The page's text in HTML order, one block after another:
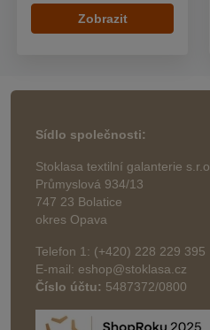
Zobrazit
Sídlo společnosti:
Stoklasa textilní galanterie s.r.o.
Průmyslová 934/13
747 23 Bolatice
okres Opava
Telefon 1: (+420) 228 229 395
E-mail: eshop@stoklasa.cz
Číslo účtu: 5487372/0800